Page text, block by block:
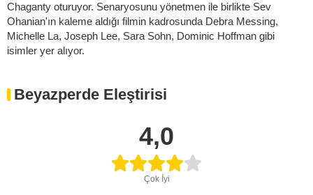
Chaganty oturuyor. Senaryosunu yönetmen ile birlikte Sev
Ohanian'ın kaleme aldığı filmin kadrosunda Debra Messing,
Michelle La, Joseph Lee, Sara Sohn, Dominic Hoffman gibi
isimler yer alıyor.
Beyazperde Eleştirisi
4,0
Çok İyi